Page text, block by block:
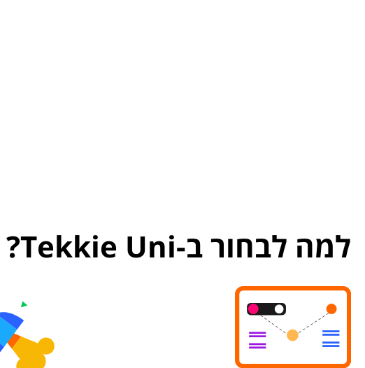
למה לבחור ב-Tekkie Uni?